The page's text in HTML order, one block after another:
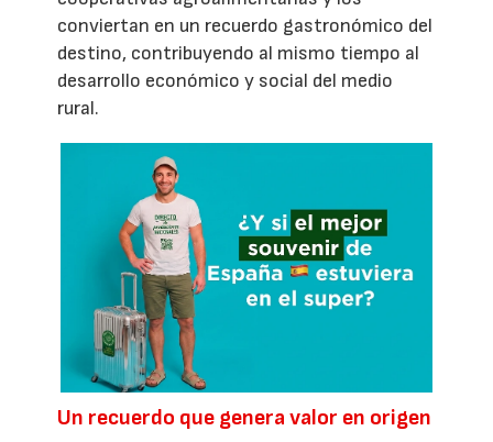
conviertan en un recuerdo gastronómico del
destino, contribuyendo al mismo tiempo al
desarrollo económico y social del medio
rural.
Un recuerdo que genera valor en origen